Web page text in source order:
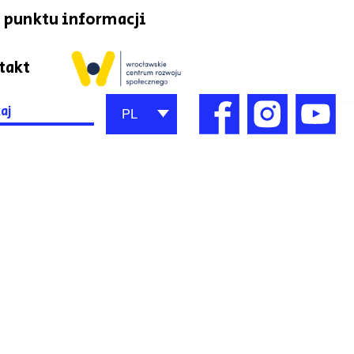
punktu informacji
PL